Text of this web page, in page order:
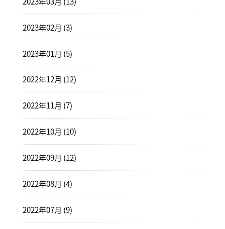
2023年02月 (3)
2023年01月 (5)
2022年12月 (12)
2022年11月 (7)
2022年10月 (10)
2022年09月 (12)
2022年08月 (4)
2022年07月 (9)